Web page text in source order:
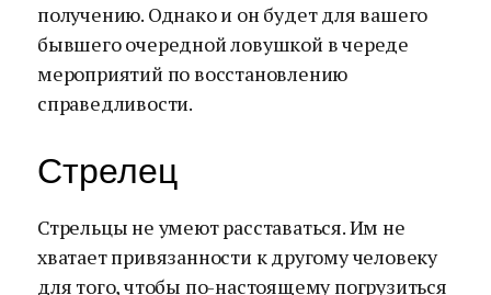
получению. Однако и он будет для вашего
бывшего очередной ловушкой в череде
мероприятий по восстановлению
справедливости.
Стрелец
Стрельцы не умеют расставаться. Им не
хватает привязанности к другому человеку
для того, чтобы по-настоящему погрузиться